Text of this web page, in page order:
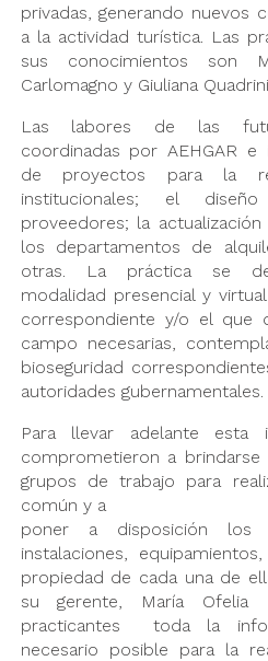
privadas, generando nuevos
a la actividad turística. Las
sus conocimientos son
Carlomagno y Giuliana Quadrini.
Las labores de las
coordinadas por AEHGAR e
de proyectos para la
institucionales; el
proveedores; la
los departamentos de
otras. La práctica se
modalidad presencial y
correspondiente y/o el que
campo necesarias,
bioseguridad
autoridades gubernamentales.
Para llevar adelante esta
comprometieron a
grupos de trabajo para
común y a
poner a disposición los
instalaciones,
propiedad de cada una de
su gerente, María
practicantes toda la
necesario posible para la